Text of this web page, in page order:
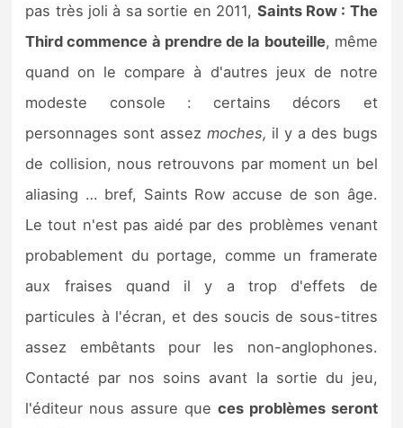
pas très joli à sa sortie en 2011, Saints Row : The
Third commence à prendre de la bouteille, même
quand on le compare à d'autres jeux de notre
modeste console : certains décors et
personnages sont assez moches, il y a des bugs
de collision, nous retrouvons par moment un bel
aliasing … bref, Saints Row accuse de son âge.
Le tout n'est pas aidé par des problèmes venant
probablement du portage, comme un framerate
aux fraises quand il y a trop d'effets de
particules à l'écran, et des soucis de sous-titres
assez embêtants pour les non-anglophones.
Contacté par nos soins avant la sortie du jeu,
l'éditeur nous assure que ces problèmes seront